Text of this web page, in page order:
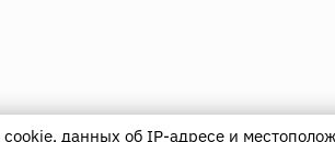
данных об IP-адресе и